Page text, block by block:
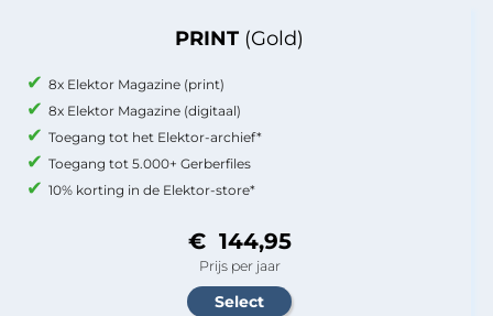
PRINT (Gold)
8x Elektor Magazine (print)
8x Elektor Magazine (digitaal)
Toegang tot het Elektor-archief*
Toegang tot 5.000+ Gerberfiles
10% korting in de Elektor-store*
€ 144,95
Prijs per jaar